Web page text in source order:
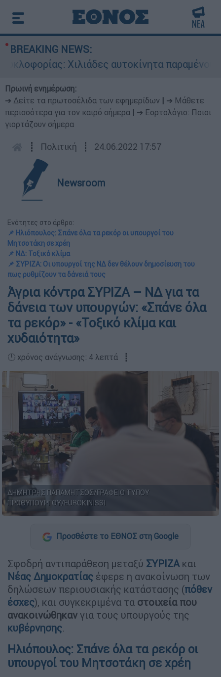
BREAKING NEWS:
Χιλιάδες αυτοκίνητα παραμένουν
Πρωινή ενημέρωση:
➔ Δείτε τα πρωτοσέλιδα των εφημερίδων
➔ Μάθετε
περισσότερα για τον καιρό σήμερα
➔ Εορτολόγιο: Ποιοι
γιορτάζουν σήμερα
┋ Πολιτική ┋ 24.06.2022 17:57
Newsroom
Ενότητες στο άρθρο:
📌 Ηλιόπουλος: Σπάνε όλα τα ρεκόρ οι υπουργοί του
Μητσοτάκη σε χρέη
📌 ΝΔ: Τοξικό κλίμα
📌 ΣΥΡΙΖΑ: Οι υπουργοί της ΝΔ δεν θέλουν δημοσίευση του
πως ρυθμίζουν τα δάνειά τους
Άγρια κόντρα ΣΥΡΙΖΑ – ΝΔ για τα
δάνεια των υπουργών: «Σπάνε όλα
τα ρεκόρ» - «Τοξικό κλίμα και
χυδαιότητα»
🕛 χρόνος ανάγνωσης: 4 λεπτά ┋
ΔΗΜΗΤΡΗΣ ΠΑΠΑΜΗΤΣΟΣ/ΓΡΑΦΕΙΟ ΤΥΠΟΥ
ΠΡΩΘΥΠΟΥΡΓΟΥ/EUROKINISSI
Προσθέστε το ΕΘΝΟΣ στη Google
Σφοδρή αντιπαράθεση μεταξύ ΣΥΡΙΖΑ και
Νέας Δημοκρατίας έφερε η ανακοίνωση των
δηλώσεων περιουσιακής κατάστασης (πόθεν
έσχες), και συγκεκριμένα τα στοιχεία που
ανακοινώθηκαν για τους υπουργούς της
κυβέρνησης.
Ηλιόπουλος: Σπάνε όλα τα ρεκόρ οι
υπουργοί του Μητσοτάκη σε χρέη